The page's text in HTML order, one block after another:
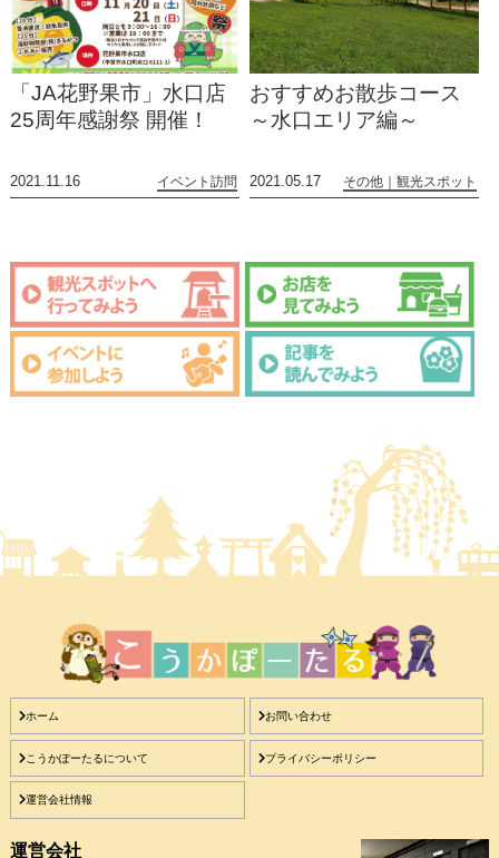
「JA花野果市」水口店
25周年感謝祭 開催！
2021.11.16 イベント訪問
おすすめお散歩コース
～水口エリア編～
2021.05.17 その他 観光スポット
ホーム お問い合わせ
こうかぽーたるについて プライバシーポリシー
運営会社情報
運営会社